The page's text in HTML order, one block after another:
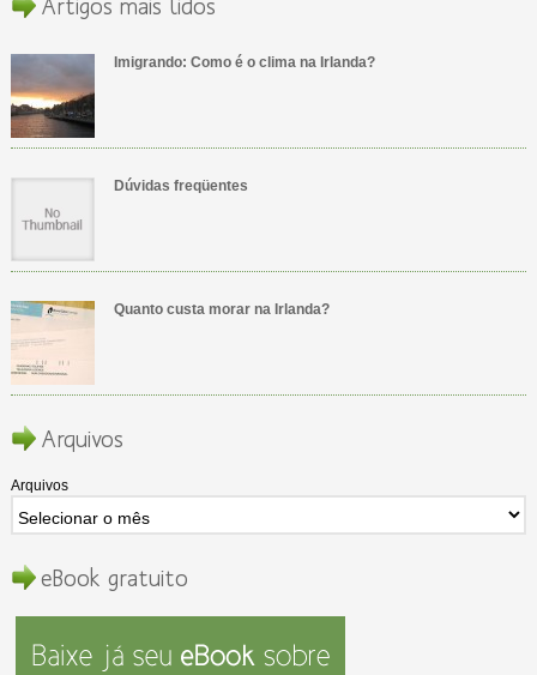
Imigrando: Como é o clima na Irlanda?
Dúvidas freqüentes
Quanto custa morar na Irlanda?
Arquivos
Arquivos
eBook gratuito